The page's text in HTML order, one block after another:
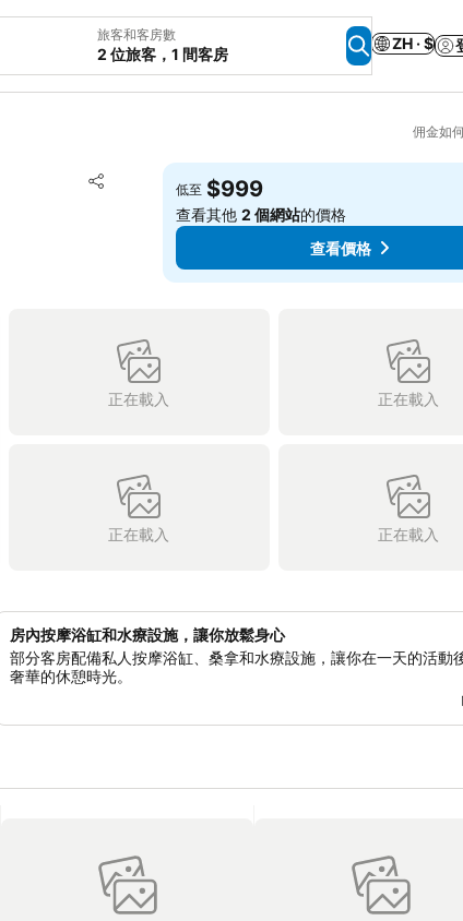
旅客和客房數
2 位旅客，1 間客房
ZH · $
佣金如
分享
加入我的最愛
低至 $999
查看其他2 個網站的價格
查看價格
正在載入 正在載入
正在載入 正在載入
房內按摩浴缸和水療設施，讓你放鬆身心
部分客房配備私人按摩浴缸、桑拿和水療設施，讓你在一天的活動
奢華的休憩時光。